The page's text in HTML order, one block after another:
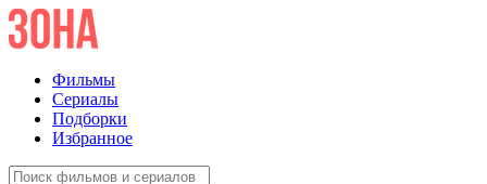
Фильмы
Сериалы
Подборки
Избранное